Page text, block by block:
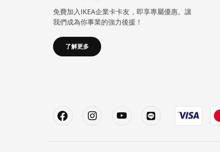
免費加入IKEA企業卡卡友，即享專屬優惠。讓
我們成為你事業的強力後援！
了解更多